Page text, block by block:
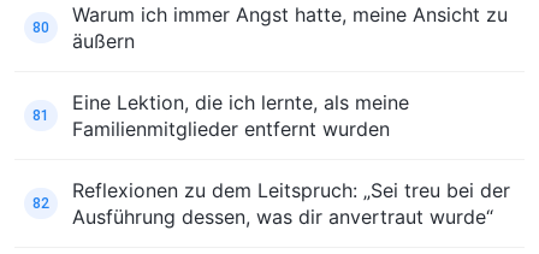
80
Warum ich immer Angst hatte, meine Ansicht zu
äußern
81
Eine Lektion, die ich lernte, als meine
Familienmitglieder entfernt wurden
82
Reflexionen zu dem Leitspruch: „Sei treu bei der
Ausführung dessen, was dir anvertraut wurde“